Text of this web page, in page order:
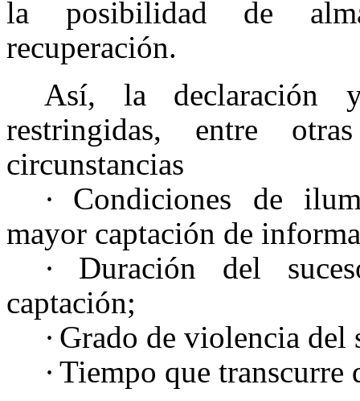
la posibilidad de
recuperación.
Así, la declaración
restringidas, entre
circunstancias
·
Condiciones de
mayor captación de
·
Duración del
captación;
· Grado de violencia del
· Tiempo que transcurre